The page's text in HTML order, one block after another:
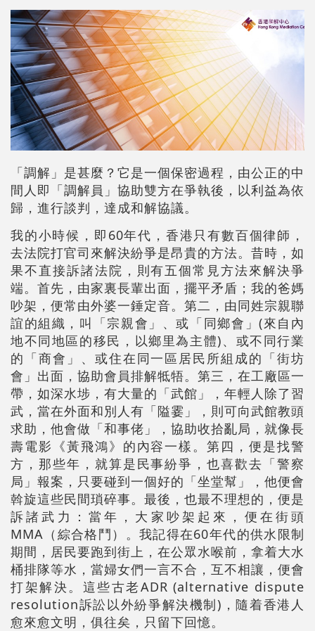
「調解」是甚麼？它是一個保密過程，由公正的中
間人即「調解員」協助雙方在爭執後，以利益為依
歸，進行談判，達成和解協議。
我的小時候，即60年代，香港只有數百個律師，
去法院打官司來解決紛爭是昂貴的方法。昔時，如
果不直接訴諸法院，則有五個常見方法來解決爭
端。首先，由家裏長輩出面，擺平矛盾；我的爸媽
吵架，便常由外婆一錘定音。第二，由同姓宗親聯
誼的組織，叫「宗親會」、或「同鄉會」(來自內
地不同地區的移民，以鄉里為主體)、或不同行業
的「商會」、或住在同一區居民所組成的「街坊
會」出面，協助會員排解牴牾。第三，在工廠區一
帶，如深水埗，有大量的「武館」，年輕人除了習
武，當在外面和別人有「隘霎」，則可向武館教頭
求助，他會做「和事佬」，協助收拾亂局，就像長
壽電影《黃飛鴻》的內容一樣。第四，便是找警
方，那些年，就算是民事紛爭，也喜歡去「警察
局」報案，只要碰到一個好的「坐堂幫」，他便會
斡旋這些民間瑣碎事。最後，也最不理想的，便是
訴諸武力：當年，大家吵架起來，便在街頭
MMA（綜合格鬥）。我記得在60年代的供水限制
期間，居民要跑到街上，在公眾水喉前，拿着大水
桶排隊等水，當婦女們一言不合，互不相讓，便會
打架解決。這些古老ADR (alternative dispute
resolution訴訟以外紛爭解決機制)，隨着香港人
愈來愈文明，俱往矣，只留下回憶。